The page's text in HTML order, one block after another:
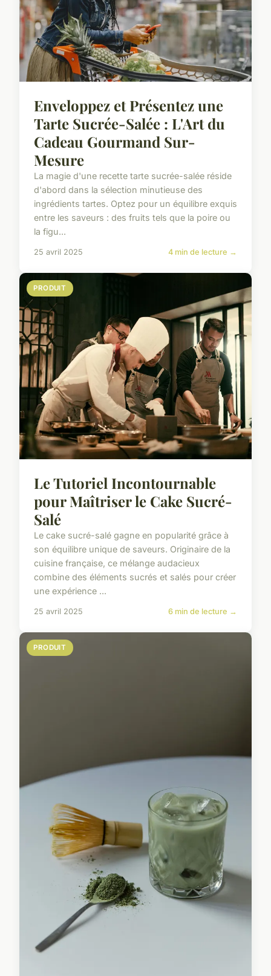
Enveloppez et Présentez une
Tarte Sucrée-Salée : L'Art du
Cadeau Gourmand Sur-
Mesure
La magie d'une recette tarte sucrée-salée réside
d'abord dans la sélection minutieuse des
ingrédients tartes. Optez pour un équilibre exquis
entre les saveurs : des fruits tels que la poire ou
la figu...
25 avril 2025 4 min de lecture →
PRODUIT
Le Tutoriel Incontournable
pour Maîtriser le Cake Sucré-
Salé
Le cake sucré-salé gagne en popularité grâce à
son équilibre unique de saveurs. Originaire de la
cuisine française, ce mélange audacieux
combine des éléments sucrés et salés pour créer
une expérience ...
25 avril 2025 6 min de lecture →
PRODUIT